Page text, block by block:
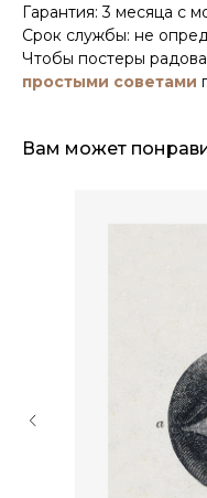
Гарантия: 3 месяца с
Срок службы: не
Чтобы постеры
простыми советами
Вам может